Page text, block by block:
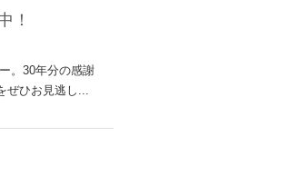
！
。30年分の感謝
ぜひお見逃し...